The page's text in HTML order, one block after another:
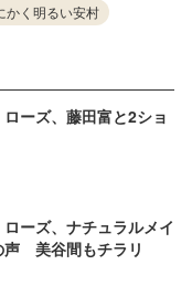
かく明るい安村
ーズ、藤田富と2ショ
ーズ、ナチュラルメイ
声 美谷間もチラリ